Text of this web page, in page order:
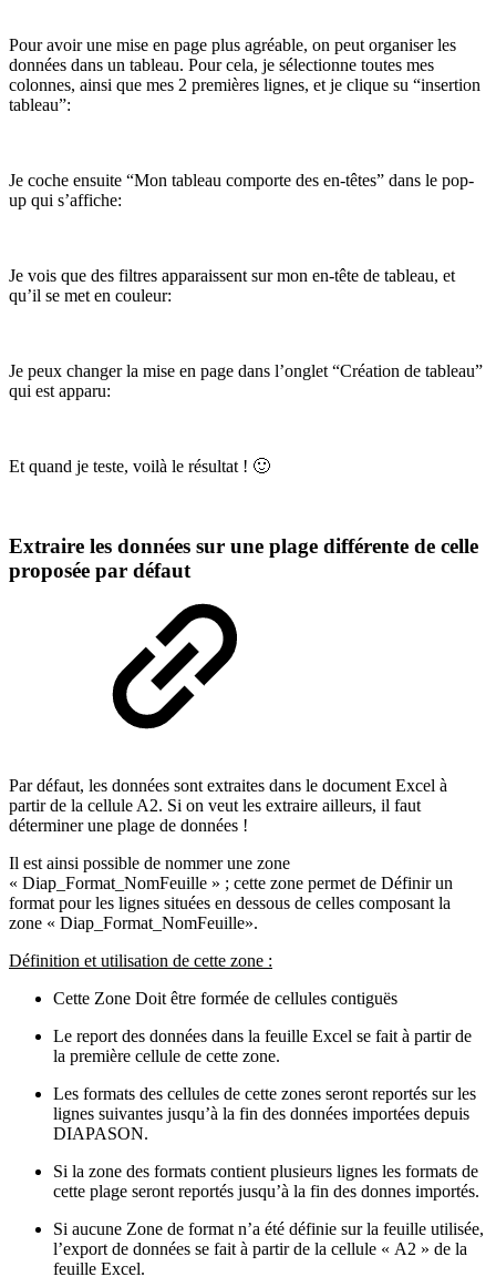
Pour avoir une mise en page plus agréable, on peut organiser les
données dans un tableau. Pour cela, je sélectionne toutes mes
colonnes, ainsi que mes 2 premières lignes, et je clique su “insertion
tableau”:
Je coche ensuite “Mon tableau comporte des en-têtes” dans le pop-
up qui s’affiche:
Je vois que des filtres apparaissent sur mon en-tête de tableau, et
qu’il se met en couleur:
Je peux changer la mise en page dans l’onglet “Création de tableau”
qui est apparu:
Et quand je teste, voilà le résultat ! 🙂
Extraire les données sur une plage différente de celle
proposée par défaut
Par défaut, les données sont extraites dans le document Excel à
partir de la cellule A2. Si on veut les extraire ailleurs, il faut
déterminer une plage de données !
Il est ainsi possible de nommer une zone
« Diap_Format_NomFeuille » ; cette zone permet de Définir un
format pour les lignes situées en dessous de celles composant la
zone « Diap_Format_NomFeuille».
Définition et utilisation de cette zone :
Cette Zone Doit être formée de cellules contiguës
Le report des données dans la feuille Excel se fait à partir de
la première cellule de cette zone.
Les formats des cellules de cette zones seront reportés sur les
lignes suivantes jusqu’à la fin des données importées depuis
DIAPASON.
Si la zone des formats contient plusieurs lignes les formats de
cette plage seront reportés jusqu’à la fin des donnes importés.
Si aucune Zone de format n’a été définie sur la feuille utilisée,
l’export de données se fait à partir de la cellule « A2 » de la
feuille Excel.